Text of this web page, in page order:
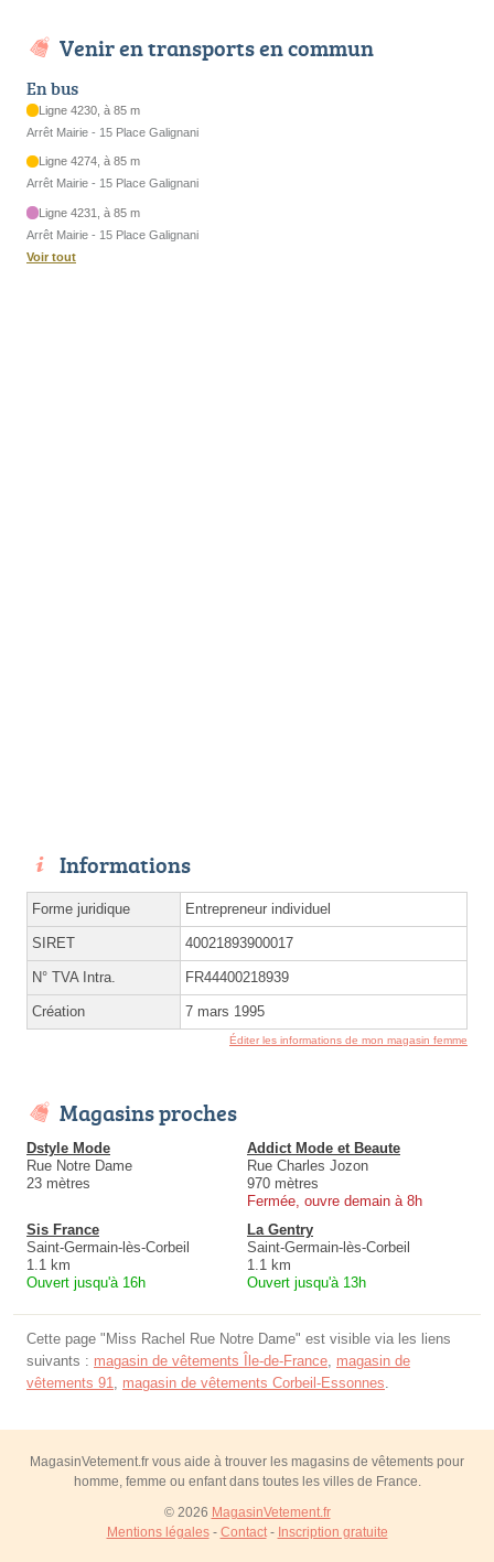
Venir en transports en commun
En bus
Ligne 4230, à 85 m
Arrêt Mairie - 15 Place Galignani
Ligne 4274, à 85 m
Arrêt Mairie - 15 Place Galignani
Ligne 4231, à 85 m
Arrêt Mairie - 15 Place Galignani
Voir tout
Informations
Forme juridique Entrepreneur individuel
SIRET 40021893900017
N° TVA Intra. FR44400218939
Création 7 mars 1995
Éditer les informations de mon magasin femme
Magasins proches
Dstyle Mode
Rue Notre Dame
23 mètres
Addict Mode et Beaute
Rue Charles Jozon
970 mètres
Fermée, ouvre demain à 8h
Sis France
Saint-Germain-lès-Corbeil
1.1 km
Ouvert jusqu'à 16h
La Gentry
Saint-Germain-lès-Corbeil
1.1 km
Ouvert jusqu'à 13h
Cette page "Miss Rachel Rue Notre Dame" est visible via les liens
suivants : magasin de vêtements Île-de-France magasin de
vêtements 91
magasin de vêtements Corbeil-Essonnes
MagasinVetement.fr vous aide à trouver les magasins de vêtements pour
homme, femme ou enfant dans toutes les villes de France.
© 2026 MagasinVetement.fr
Mentions légales- Contact- Inscription gratuite